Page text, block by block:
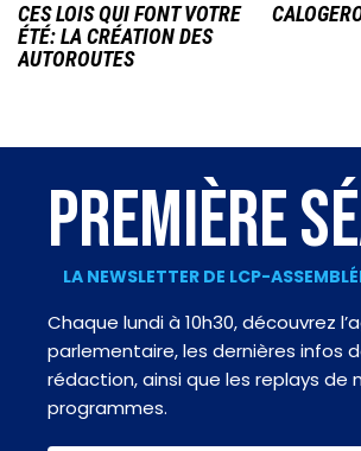
CES LOIS QUI FONT VOTRE
ÉTÉ: LA CRÉATION DES
AUTOROUTES
PREMIÈRE
LA NEWSLETTER DE LCP-
Chaque lundi à 10h30, découvrez
parlementaire, les dernières infos
rédaction, ainsi que les replays de
programmes.